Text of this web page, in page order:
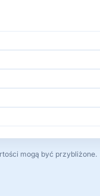
mogą być przybliżone.